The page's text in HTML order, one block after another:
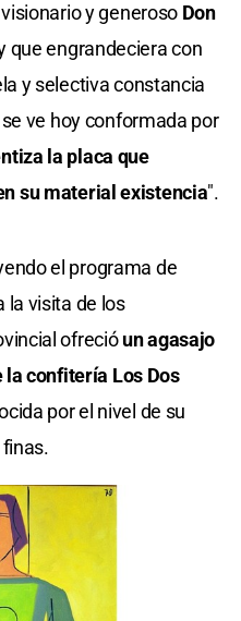
y generoso Don
que engrandeciera con
y selectiva constancia
ve hoy conformada por
la placa que
su material existencia".
el programa de
la visita de los
ofrecióun agasajo
la confitería Los Dos
por el nivel de su